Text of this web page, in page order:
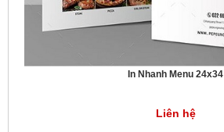
In Nhanh Menu 24x34
Liên hệ